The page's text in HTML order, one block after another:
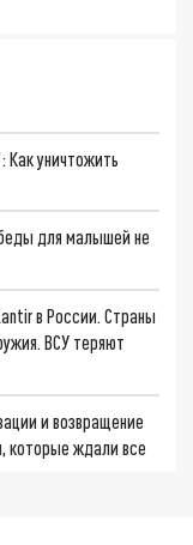
Как уничтожить
для малышей не
в России. Страны
ВСУ теряют
и возвращение
которые ждали все